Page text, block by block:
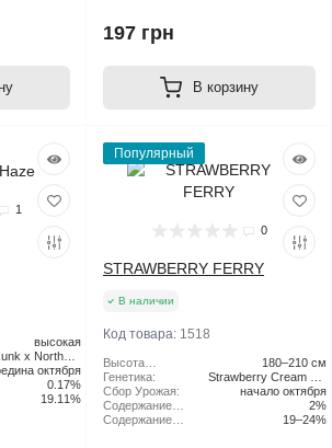
197 грн
В корзину
1
высокая
x Northern
Lights x Haze
октября
0.17%
19.11%
Популярный
0
STRAWBERRY FERRY
В наличии
Код товара: 1518
Высота
растения:
180–210 см
Генетика:
Strawberry Cream Pie
x Original Haze
Сбор Урожая:
начало октября
Содержание
CBD:
2%
Содержание
19–24%